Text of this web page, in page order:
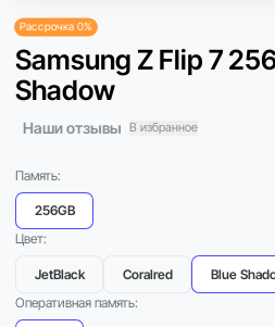
Samsung Z Flip 7
Shadow
Наши отзывы В избранное
Рассрочка 0%
Память:
256GB
Цвет:
JetBlack Coralred
Blue
Оперативная память: